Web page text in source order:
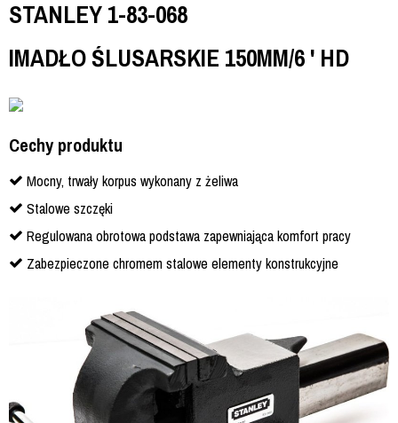
STANLEY 1-83-068
IMADŁO ŚLUSARSKIE 150MM/6 ' HD
Cechy produktu
Mocny, trwały korpus wykonany z żeliwa
Stalowe szczęki
Regulowana obrotowa podstawa zapewniająca komfort pracy
Zabezpieczone chromem stalowe elementy konstrukcyjne